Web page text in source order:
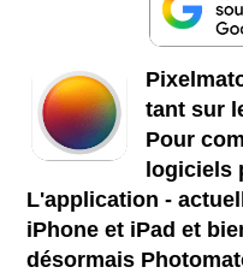
tant sur
Pour
logiciels
L'application -
iPhone et iPad et
désormais